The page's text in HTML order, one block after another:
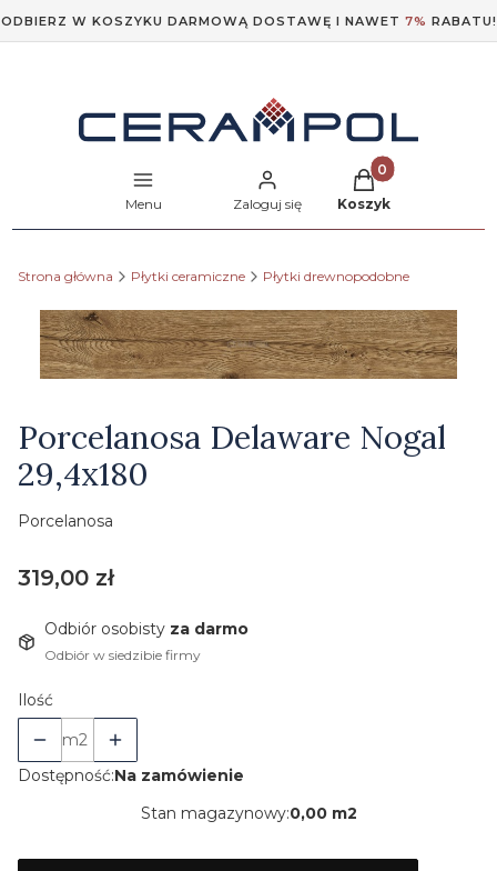
ODBIERZ W KOSZYKU DARMOWĄ DOSTAWĘ I NAWET 7% RABATU!
Menu Zaloguj się
Produkty w
Koszyk
Strona główna Płytki ceramiczne Płytki drewnopodobne
Porcelanosa Delaware Nogal
29,4x180
Porcelanosa
Cena
319,00 zł
Odbiór osobisty za darmo
Odbiór w siedzibie firmy
Ilość
m2
Dostępność:Na zamówienie
Stan magazynowy:0,00 m2